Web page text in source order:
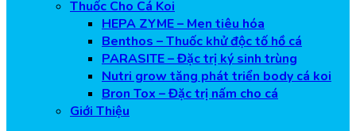
Thuốc Cho Cá Koi
HEPA ZYME – Men tiêu hóa
Benthos – Thuốc khử độc tố hồ cá
PARASITE – Đặc trị ký sinh trùng
Nutri grow tăng phát triển body cá koi
Bron Tox – Đặc trị nấm cho cá
Giới Thiệu